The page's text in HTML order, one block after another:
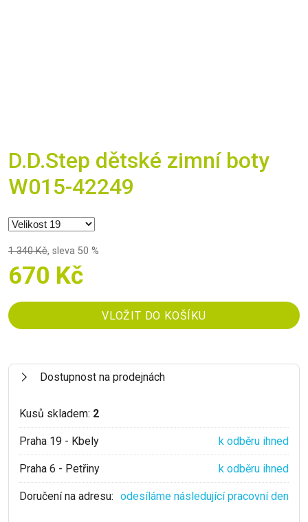
D.D.Step dětské zimní boty
W015-42249
1 340 Kč, sleva 50 %
670 Kč
Dostupnost na prodejnách
Kusů skladem: 2
Praha 19 - Kbely k odběru ihned
Praha 6 - Petřiny k odběru ihned
Doručení na adresu: odesíláme následující pracovní den